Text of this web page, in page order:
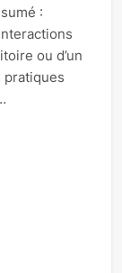
:
ou d’un
pratiques